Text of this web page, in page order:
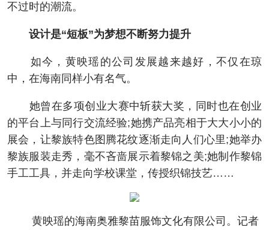
不过时的潮流。
设计是“短板”为梦想不断努力提升
如今，黄映瑶的公司发展越来越好，不仅在琼
中，在海南同样小有名气。
她曾在多项创业大赛中斩获大奖，同时也在创业
的平台上与同行交流经验;她携产品亮相于大大小小的
展会，让黎族特色图腾花纹逐渐走向人们心里;她举办
黎族服装走秀，毫不吝啬展示着黎锦之美;她制作黎锦
手工工具，并走向学校课堂，传授织锦技艺……
黄映瑶的海南奥雅黎苗服饰文化有限公司。记者